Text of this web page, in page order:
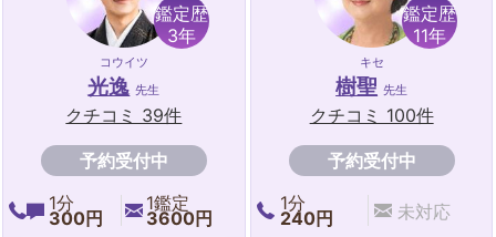
鑑定歴
3年
コウイツ
光逸 先生
クチコミ 39件
予約受付中
1分
300円
1鑑定
3600円
鑑定歴
11年
キセ
樹聖 先生
クチコミ 100件
予約受付中
1分
240円
未対応